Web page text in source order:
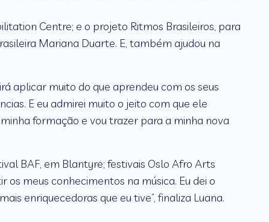
Centre; e o projeto Ritmos Brasileiros, para
Mariana Duarte. E, também ajudou na
aplicar muito do que aprendeu com os seus
E eu admirei muito o jeito com que ele
formação e vou trazer para a minha nova
BAF, em Blantyre; festivais Oslo Afro Arts
meus conhecimentos na música. Eu dei o
enriquecedoras que eu tive”, finaliza Luana.